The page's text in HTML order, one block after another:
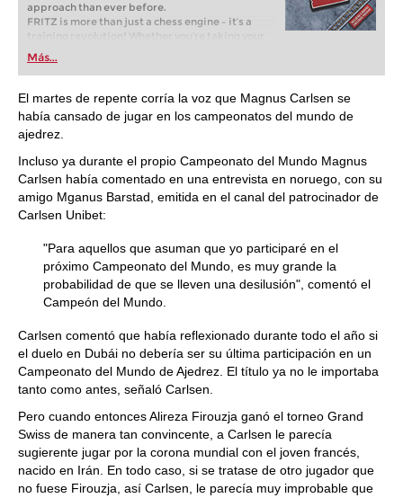
approach than ever before.
FRITZ is more than just a chess engine – it’s a
training revolution! Whether you’re taking your
first steps into the world of club chess, or already
playing at a tournament level: with FRITZ, you can
train more efficiently, intelligently and with a
more personalised approach than ever before.
Más...
El martes de repente corría la voz que Magnus Carlsen se
había cansado de jugar en los campeonatos del mundo de
ajedrez.
Incluso ya durante el propio Campeonato del Mundo Magnus
Carlsen había comentado en una entrevista en noruego, con su
amigo Mganus Barstad, emitida en el canal del patrocinador de
Carlsen Unibet:
"Para aquellos que asuman que yo participaré en el
próximo Campeonato del Mundo, es muy grande la
probabilidad de que se lleven una desilusión", comentó el
Campeón del Mundo.
Carlsen comentó que había reflexionado durante todo el año si
el duelo en Dubái no debería ser su última participación en un
Campeonato del Mundo de Ajedrez. El título ya no le importaba
tanto como antes, señaló Carlsen.
Pero cuando entonces Alireza Firouzja ganó el torneo Grand
Swiss de manera tan convincente, a Carlsen le parecía
sugierente jugar por la corona mundial con el joven francés,
nacido en Irán. En todo caso, si se tratase de otro jugador que
no fuese Firouzja, así Carlsen, le parecía muy improbable que